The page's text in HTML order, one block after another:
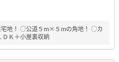
宅地！ ○公道５m×５mの角地！ ○カ
Ｋ＋小屋裏収納